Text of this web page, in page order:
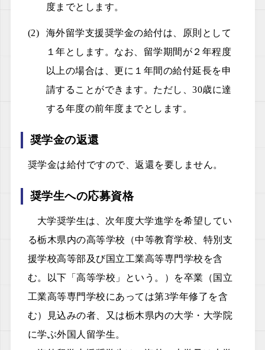
度までとします。
海外留学支援奨学金の給付は、原則として
１年とします。なお、留学期間が２年程度
以上の場合は、更に１年間の給付延長を申
請することができます。ただし、30歳に達
する年度の前年度までとします。
奨学金の返還
奨学金は給付ですので、返還を要しません。
奨学生への応募資格
大学奨学生は、次年度大学進学を希望してい
る栃木県内の高等学校（中等教育学校、特別支
援学校高等部及び国立工業高等専門学校を含
む。以下「高等学校」という。）を卒業（国立
工業高等専門学校にあっては第3学年修了を含
む）見込みの者、又は栃木県内の大学・大学院
に学ぶ外国人留学生。